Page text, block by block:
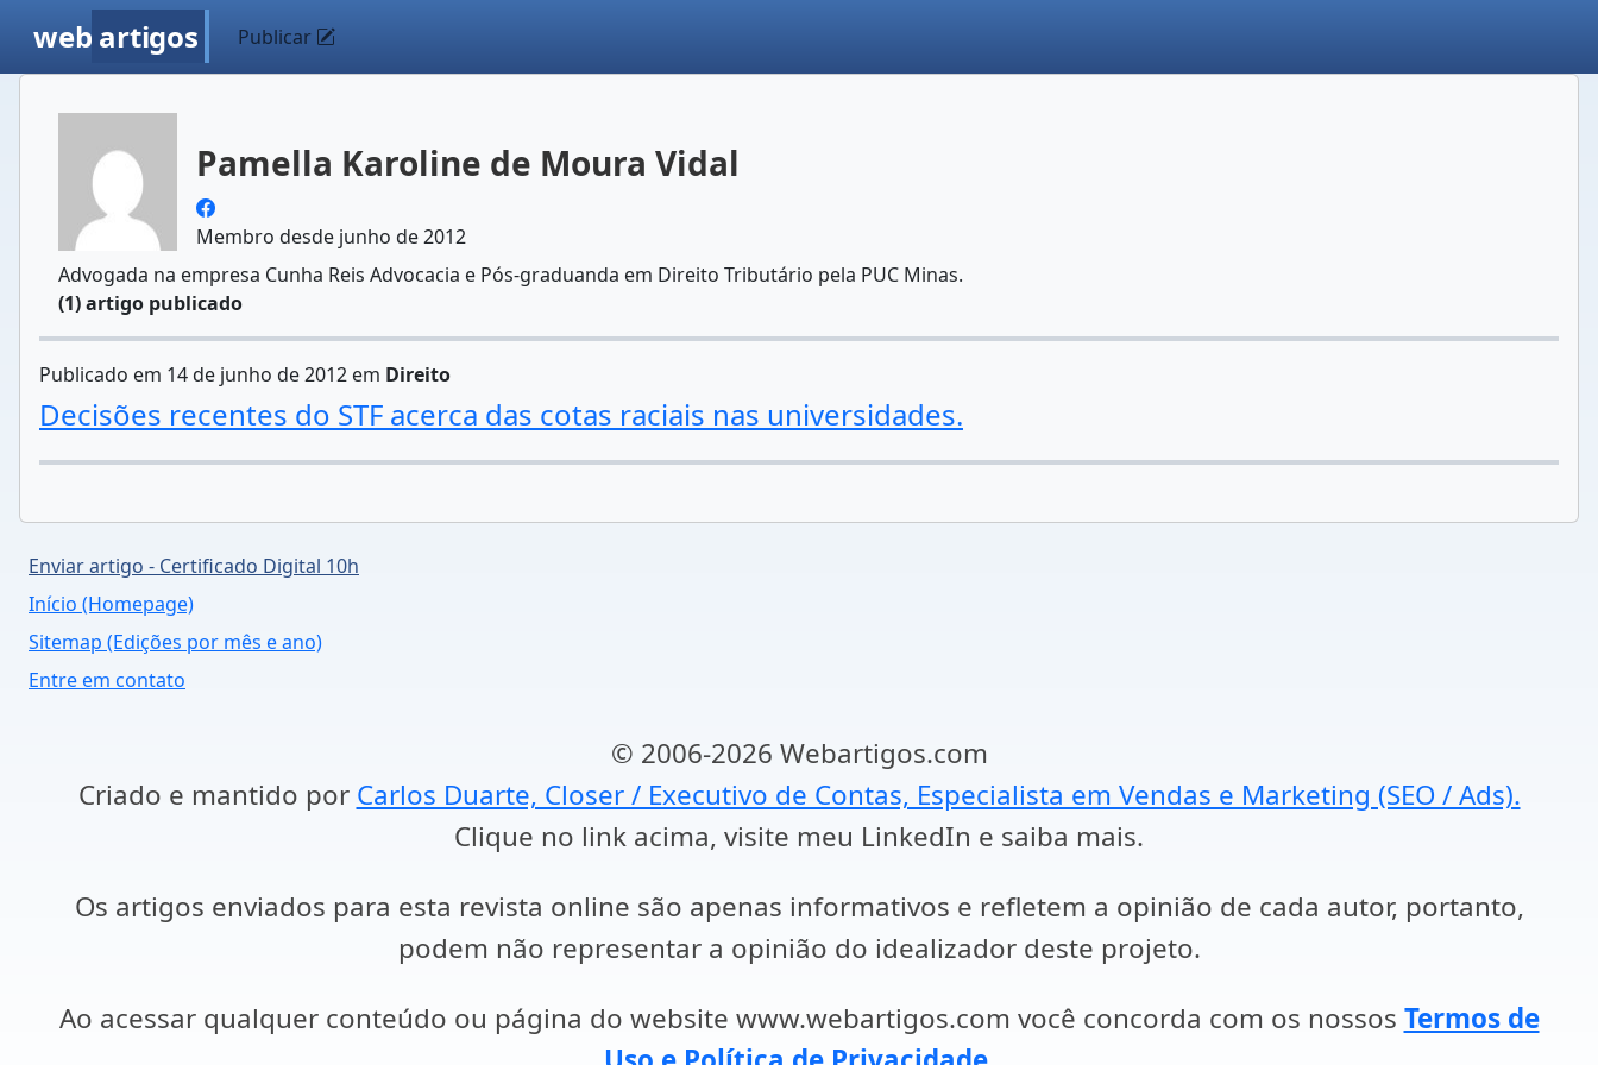
web artigos Publicar
Pamella Karoline de Moura Vidal
Membro desde junho de 2012
Advogada na empresa Cunha Reis Advocacia e Pós-graduanda em Direito Tributário pela PUC Minas.
(1) artigo publicado
Publicado em 14 de junho de 2012 em Direito
Decisões recentes do STF acerca das cotas raciais nas universidades.
Enviar artigo - Certificado Digital 10h
Início (Homepage)
Sitemap (Edições por mês e ano)
Entre em contato
© 2006-2026 Webartigos.com
Criado e mantido por Carlos Duarte, Closer / Executivo de Contas, Especialista em Vendas e Marketing (SEO / Ads).
Clique no link acima, visite meu LinkedIn e saiba mais.
Os artigos enviados para esta revista online são apenas informativos e refletem a opinião de cada autor, portanto,
podem não representar a opinião do idealizador deste projeto.
Ao acessar qualquer conteúdo ou página do website www.webartigos.com você concorda com os nossos Termos de